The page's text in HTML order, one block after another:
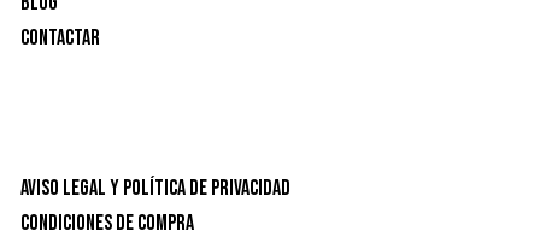
Contactar
Aviso Legal y Política de privacidad
Condiciones de Compra